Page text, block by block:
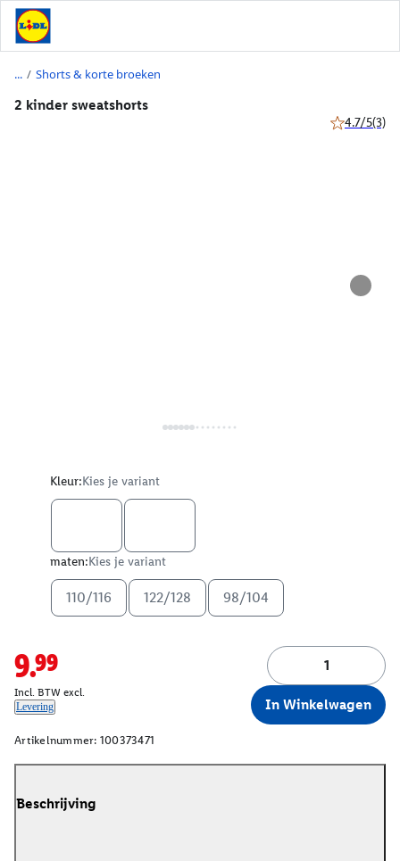
/ Shorts & korte broeken
2 kinder sweatshorts
4.7/5(3)
Kleur:Kies je variant
maten:Kies je variant
110/116 122/128 98/104
9.99
Incl. BTW excl.
Levering
In Winkelwagen
Artikelnummer: 100373471
Beschrijving